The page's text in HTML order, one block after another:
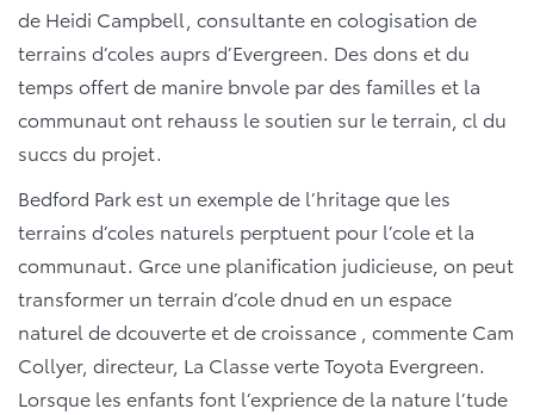
de Heidi Campbell, consultante en cologisation de
terrains d’coles auprs d’Evergreen. Des dons et du
temps offert de manire bnvole par des familles et la
communaut ont rehauss le soutien sur le terrain, cl du
succs du projet.
Bedford Park est un exemple de l’hritage que les
terrains d’coles naturels perptuent pour l’cole et la
communaut. Grce une planification judicieuse, on peut
transformer un terrain d’cole dnud en un espace
naturel de dcouverte et de croissance , commente Cam
Collyer, directeur, La Classe verte Toyota Evergreen.
Lorsque les enfants font l’exprience de la nature l’tude